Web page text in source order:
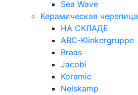
Sea Wave
Керамическая черепица
НА СКЛАДЕ
ABC-Klinkergruppe
Braas
Jacobi
Koramic
Nelskamp